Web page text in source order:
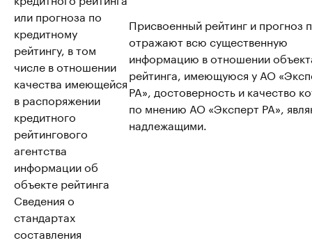
или прогноза по
кредитному
рейтингу, в том
числе в отношении
качества имеющейся
в распоряжении
кредитного
рейтингового
агентства
информации об
объекте рейтинга
Присвоенный рейтинг и прогноз
отражают всю существенную
информацию в отношении
рейтинга, имеющуюся у АО
РА», достоверность и качество
по мнению АО «Эксперт РА»,
надлежащими.
Сведения о
стандартах
составления